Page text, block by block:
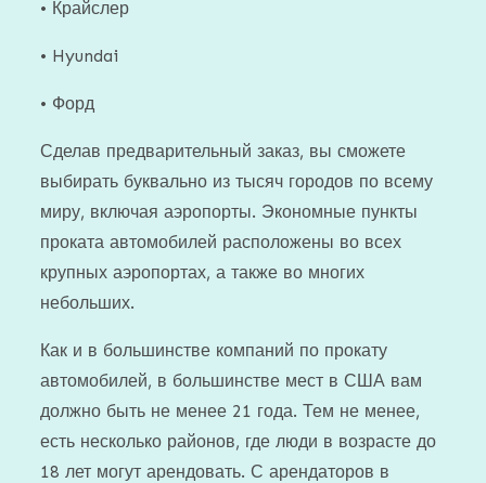
• Крайслер
• Hyundai
• Форд
Сделав предварительный заказ, вы сможете
выбирать буквально из тысяч городов по всему
миру, включая аэропорты. Экономные пункты
проката автомобилей расположены во всех
крупных аэропортах, а также во многих
небольших.
Как и в большинстве компаний по прокату
автомобилей, в большинстве мест в США вам
должно быть не менее 21 года. Тем не менее,
есть несколько районов, где люди в возрасте до
18 лет могут арендовать. С арендаторов в